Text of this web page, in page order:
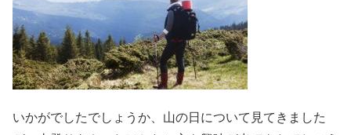
いかがでしたでしょうか、山の日について見てきました